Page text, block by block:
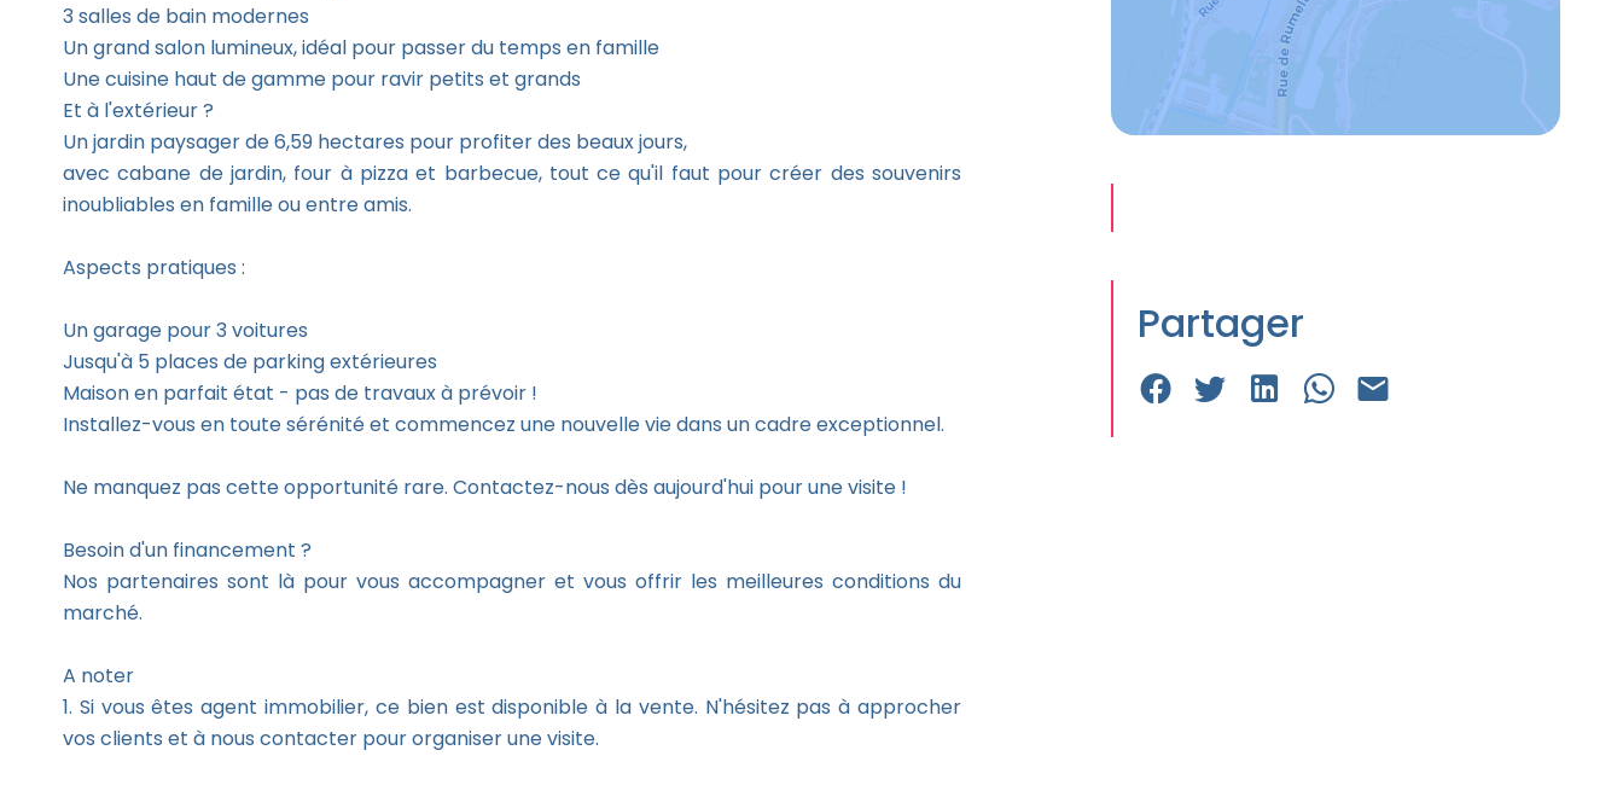
3 salles de bain modernes
Un grand salon lumineux, idéal pour passer du temps en famille
Une cuisine haut de gamme pour ravir petits et grands
Et à l'extérieur ?
Un jardin paysager de 6,59 hectares pour profiter des beaux jours,
avec cabane de jardin, four à pizza et barbecue, tout ce qu'il faut pour créer des souvenirs
inoubliables en famille ou entre amis.
Aspects pratiques :
Un garage pour 3 voitures
Jusqu'à 5 places de parking extérieures
Maison en parfait état - pas de travaux à prévoir !
Installez-vous en toute sérénité et commencez une nouvelle vie dans un cadre exceptionnel.
Ne manquez pas cette opportunité rare. Contactez-nous dès aujourd'hui pour une visite !
Besoin d'un financement ?
Nos partenaires sont là pour vous accompagner et vous offrir les meilleures conditions du
marché.
A noter
1. Si vous êtes agent immobilier, ce bien est disponible à la vente. N'hésitez pas à approcher
vos clients et à nous contacter pour organiser une visite.
Partager